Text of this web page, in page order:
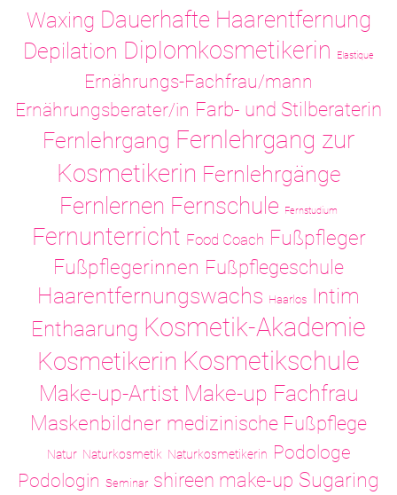
Waxing Dauerhafte Haarentfernung
Depilation Diplomkosmetikerin Elastique
Ernährungs-Fachfrau/mann
Ernährungsberater/in Farb- und Stilberaterin
Fernlehrgang Fernlehrgang zur
Kosmetikerin Fernlehrgänge
Fernlernen Fernschule Fernstudium
Fernunterricht Food Coach Fußpfleger
Fußpflegerinnen Fußpflegeschule
Haarentfernungswachs Haarlos Intim
Enthaarung Kosmetik-Akademie
Kosmetikerin Kosmetikschule
Make-up-Artist Make-up Fachfrau
Maskenbildner medizinische Fußpflege
Natur Naturkosmetik Naturkosmetikerin Podologe
Podologin Seminar shireen make-up Sugaring